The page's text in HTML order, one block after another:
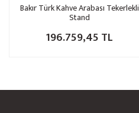
Bakır Türk Kahve Arabası Tekerlekli
Stand
196.759,45 TL